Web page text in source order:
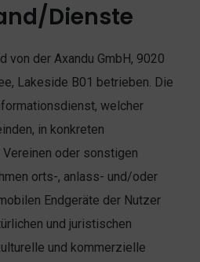
Dienste
von der Axandu GmbH, 9020
Lakeside B01 betrieben. Die
welcher
in konkreten
oder sonstigen
orts-, anlass- und/oder
Endgeräte der Nutzer
und juristischen
und kommerzielle